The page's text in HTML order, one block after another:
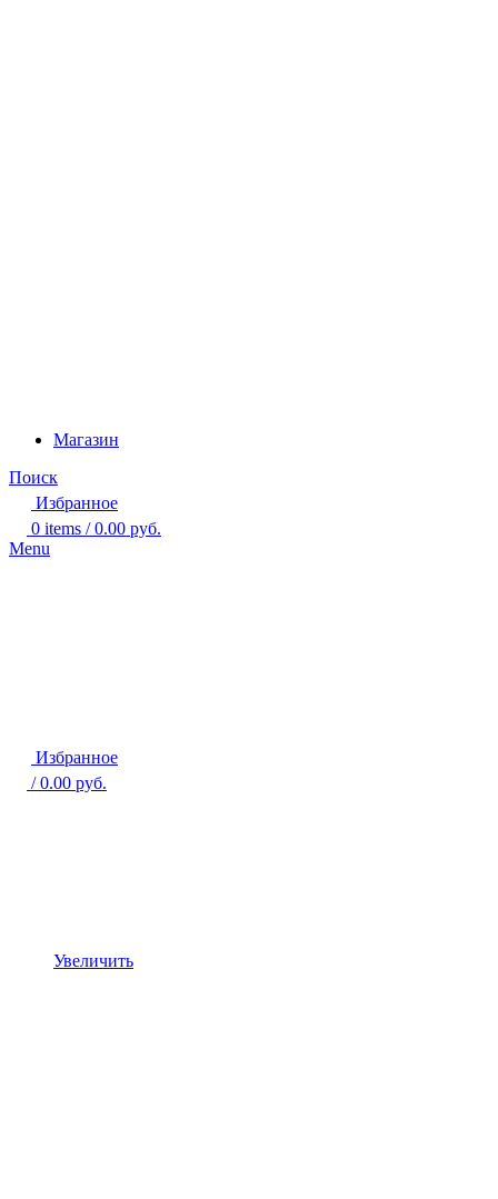
Магазин
Поиск
Избранное
0 items / 0.00 руб.
Menu
Избранное
/ 0.00 руб.
Увеличить